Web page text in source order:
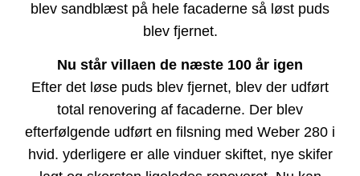
blev sandblæst på hele facaderne så løst puds
blev fjernet.
Nu står villaen de næste 100 år igen
Efter det løse puds blev fjernet, blev der udført
total renovering af facaderne. Der blev
efterfølgende udført en filsning med Weber 280 i
hvid. yderligere er alle vinduer skiftet, nye skifer